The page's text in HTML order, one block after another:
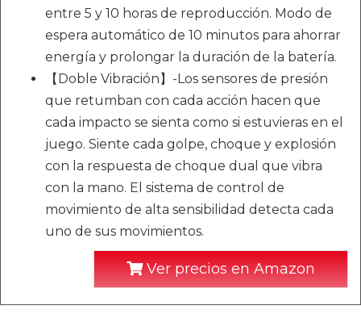
entre 5 y 10 horas de reproducción. Modo de
espera automático de 10 minutos para ahorrar
energía y prolongar la duración de la batería.
【Doble Vibración】-Los sensores de presión
que retumban con cada acción hacen que
cada impacto se sienta como si estuvieras en el
juego. Siente cada golpe, choque y explosión
con la respuesta de choque dual que vibra
con la mano. El sistema de control de
movimiento de alta sensibilidad detecta cada
uno de sus movimientos.
Ver precios en Amazon